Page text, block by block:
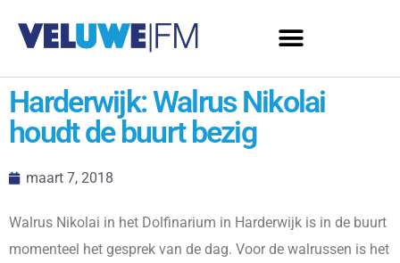
Harderwijk: Walrus Nikolai
houdt de buurt bezig
maart 7, 2018
Walrus Nikolai in het Dolfinarium in Harderwijk is in de buurt
momenteel het gesprek van de dag. Voor de walrussen is het